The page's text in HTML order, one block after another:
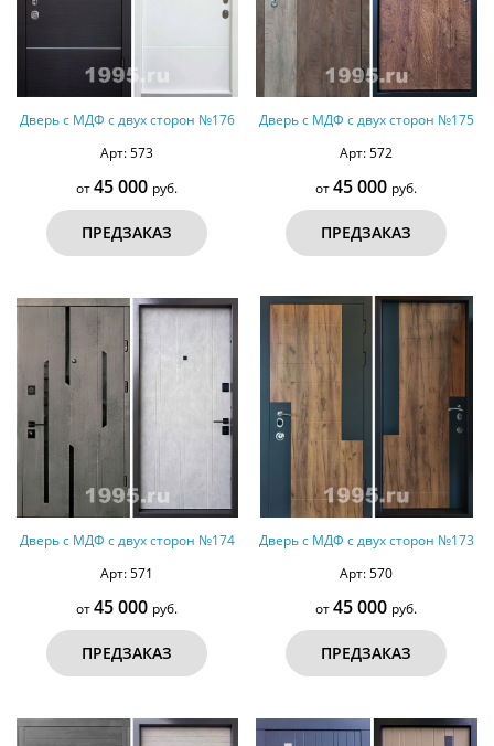
Дверь с МДФ с двух сторон №176
Арт: 573
от45 000 руб.
ПРЕДЗАКАЗ
Дверь с МДФ с двух сторон №175
Арт: 572
от45 000 руб.
ПРЕДЗАКАЗ
Дверь с МДФ с двух сторон №174
Арт: 571
от45 000 руб.
ПРЕДЗАКАЗ
Дверь с МДФ с двух сторон №173
Арт: 570
от45 000 руб.
ПРЕДЗАКАЗ